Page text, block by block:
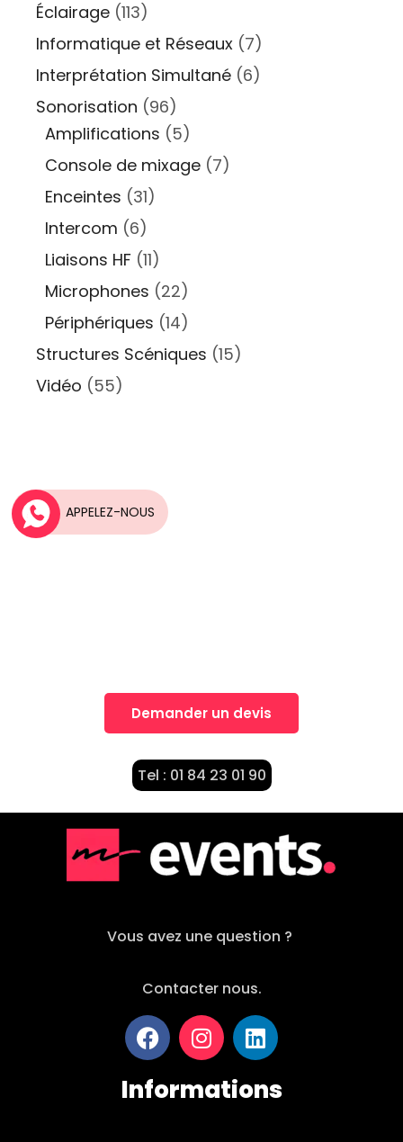
Éclairage (113)
Informatique et Réseaux (7)
Interprétation Simultané (6)
Sonorisation (96)
Amplifications (5)
Console de mixage (7)
Enceintes (31)
Intercom (6)
Liaisons HF (11)
Microphones (22)
Périphériques (14)
Structures Scéniques (15)
Vidéo (55)
Demander un devis
Tel : 01 84 23 01 90
Vous avez une question ?
Contacter nous.
Informations
APPELEZ-NOUS